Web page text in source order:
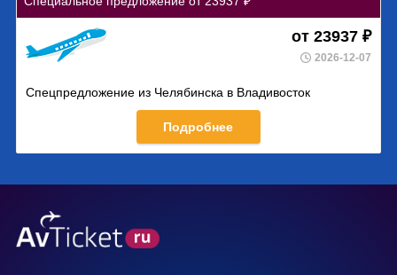
от 23937 ₽
2026-12-07
Спецпредложение из Челябинска в Владивосток
Подробнее